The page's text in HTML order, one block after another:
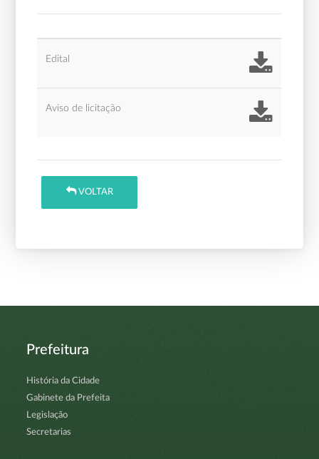
Edital
Aviso de licitação
VOLTAR
Prefeitura
História da Cidade
Gabinete da Prefeita
Legislação
Secretarias